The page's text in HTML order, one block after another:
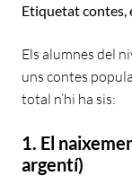
Etiquetatcontes,
Els alumnes del
uns contes
total n’hi ha sis:
1. El
argentí)